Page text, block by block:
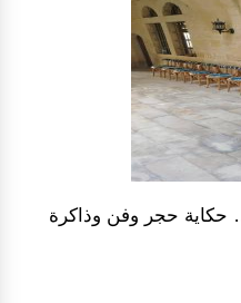
حكاية حجر وفن وذاكرة